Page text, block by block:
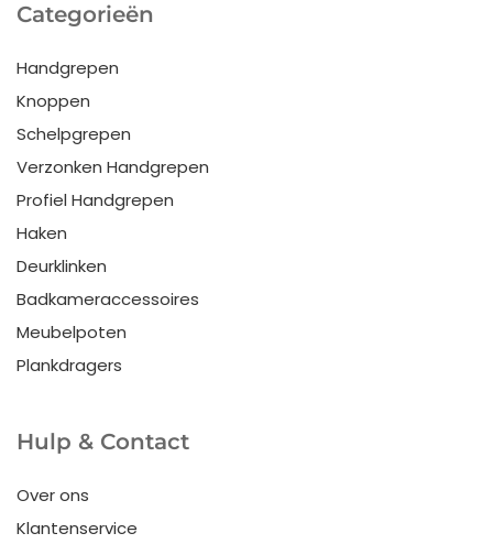
Categorieën
Handgrepen
Knoppen
Schelpgrepen
Verzonken Handgrepen
Profiel Handgrepen
Haken
Deurklinken
Badkameraccessoires
Meubelpoten
Plankdragers
Hulp & Contact
Over ons
Klantenservice